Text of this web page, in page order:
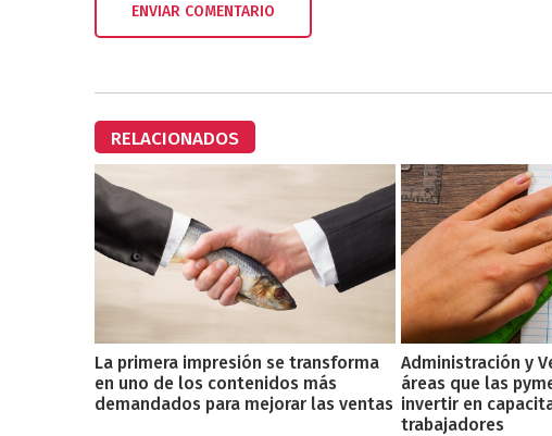
RELACIONADOS
La primera impresión se transforma
en uno de los contenidos más
demandados para mejorar las ventas
Administración y
áreas que las
invertir en
trabajadores